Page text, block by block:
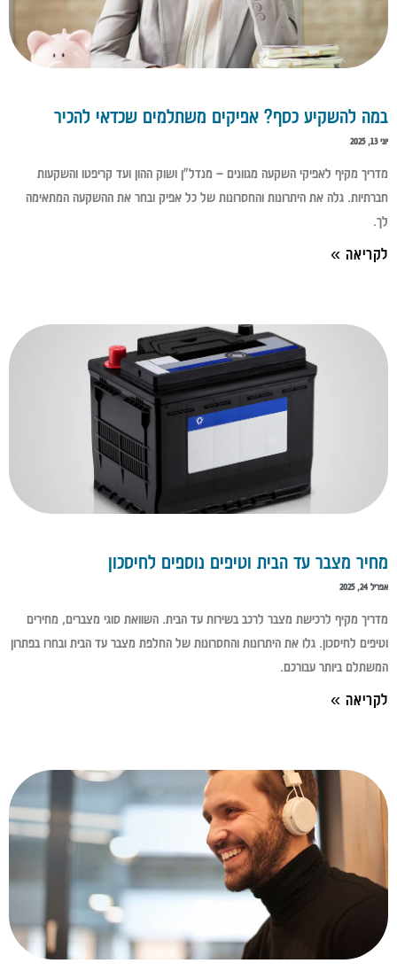
במה להשקיע כסף? אפיקים משתלמים שכדאי להכיר
יוני 13, 2025
מדריך מקיף לאפיקי השקעה מגוונים – מנדל"ן ושוק ההון ועד קריפטו והשקעות
חברתיות. גלה את היתרונות והחסרונות של כל אפיק ובחר את ההשקעה המתאימה
לך.
לקריאה »
מחיר מצבר עד הבית וטיפים נוספים לחיסכון
אפריל 24, 2025
מדריך מקיף לרכישת מצבר לרכב בשירות עד הבית. השוואת סוגי מצברים, מחירים
וטיפים לחיסכון. גלו את היתרונות והחסרונות של החלפת מצבר עד הבית ובחרו בפתרון
המשתלם ביותר עבורכם.
לקריאה »